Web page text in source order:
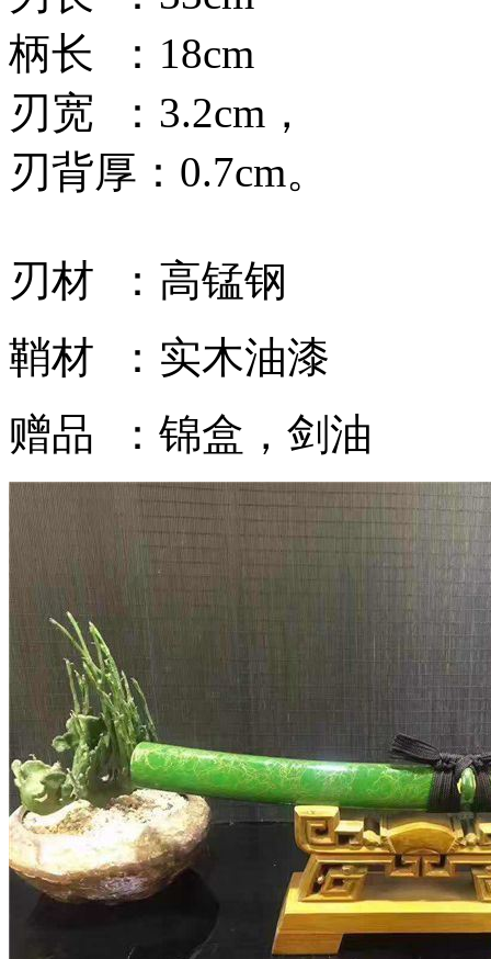
柄长 ：18cm
刃宽 ：3.2cm，
刃背厚：0.7cm。
刃材 ：高锰钢
鞘材 ：实木油漆
赠品 ：锦盒，剑油